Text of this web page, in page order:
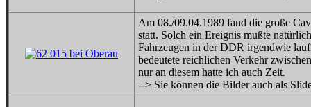
Am 08./09.04.1989 fand die große
statt. Solch ein Ereignis mußte
Fahrzeugen in der DDR irgendwie
bedeutete reichlichen Verkehr
nur an diesem hatte ich auch Zeit.
--> Sie können die Bilder auch als